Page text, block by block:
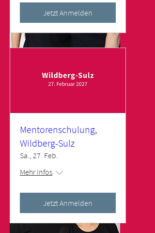
TRAINER DEUTSCHLAND
Jetzt Anmelden
Mentorenschulung,
Wildberg-Sulz
Sa., 27. Feb.
Mehr Infos
Jetzt Anmelden